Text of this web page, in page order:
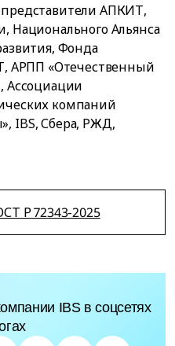
АПКИТ,
Национального Альянса
Фонда
АРПП «Отечественный
Ассоциации
компаний
IBS, Сбера, РЖД,
Р 72343-2025
IBS в соцсетях